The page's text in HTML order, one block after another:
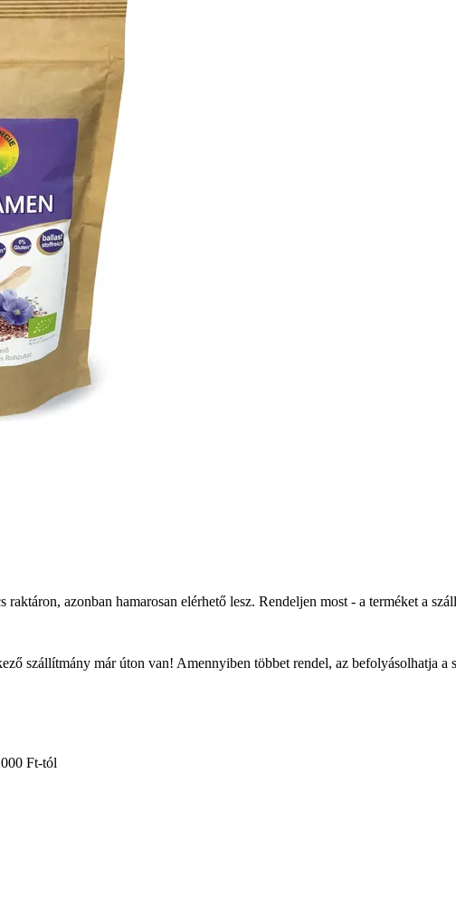
raktáron, azonban hamarosan elérhető lesz. Rendeljen most - a terméket a
szállítmány már úton van! Amennyiben többet rendel, az befolyásolhatja a
Ft-tól